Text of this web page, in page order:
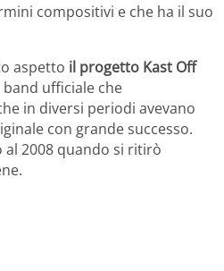
compositivi e che ha il suo
aspetto il progetto Kast Off
ufficiale che
in diversi periodi avevano
con grande successo.
al 2008 quando si ritirò